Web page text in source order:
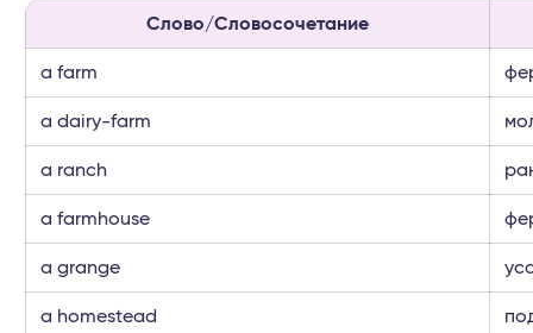
Слово/Словосочетание
a farm
a dairy-farm
a ranch
a farmhouse
a grange
a homestead